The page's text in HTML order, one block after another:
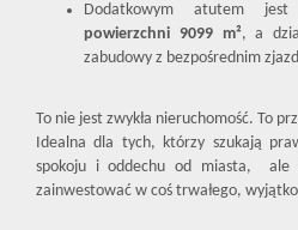
Dodatkowym atutem
powierzchni 9099 m², a
zabudowy z bezpośrednim
To nie jest zwykła nieruchomość. To
Idealna dla tych, którzy szukają
spokoju i oddechu od miasta, ale
zainwestować w coś trwałego,